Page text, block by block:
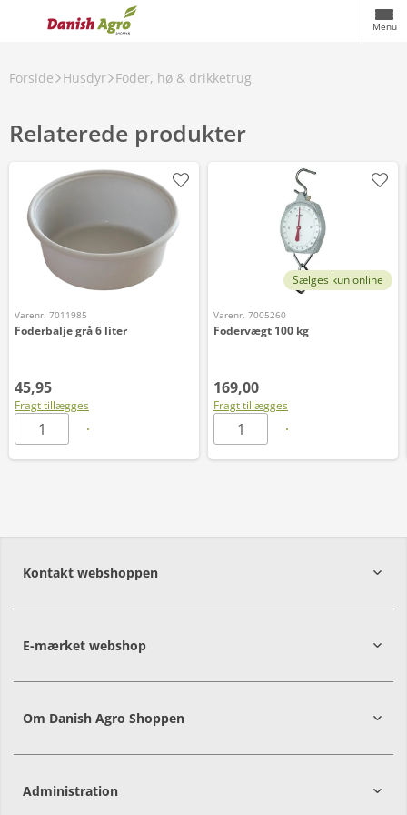
Menu
Forside Husdyr Foder, hø & drikketrug
Relaterede produkter
Varenr. 7011985
Foderbalje grå 6 liter
45,95
Fragt tillægges
Sælges kun online
Varenr. 7005260
Fodervægt 100 kg
169,00
Fragt tillægges
Kontakt webshoppen
E-mærket webshop
Om Danish Agro Shoppen
Administration